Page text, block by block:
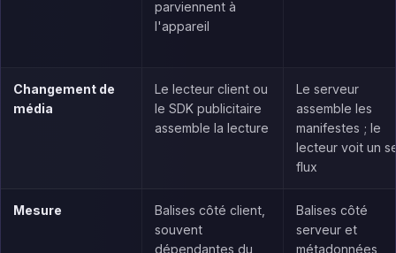
parviennent à
l'appareil
Changement de
média
Le lecteur client ou
le SDK publicitaire
assemble la lecture
Le serveur
assemble les
manifestes ; le
lecteur voit un
flux
Mesure
Balises côté client,
souvent
dépendantes du
Balises côté
serveur et
métadonnées